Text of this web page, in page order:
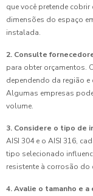
que você pretende
dimensões do espaço
instalada.
2. Consulte
para obter orçamentos.
dependendo da região
Algumas empresas
volume.
3. Considere o tipo de
AISI 304 e o AISI 316,
tipo selecionado
resistente à corrosão
4. Avalie o tamanho e